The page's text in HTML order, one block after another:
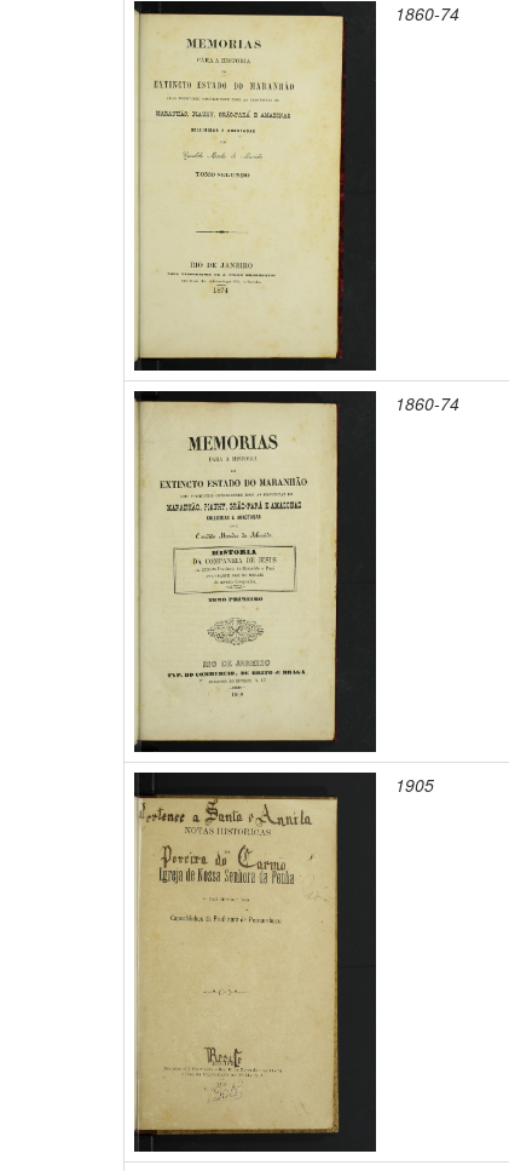
1860-74
1860-74
1905